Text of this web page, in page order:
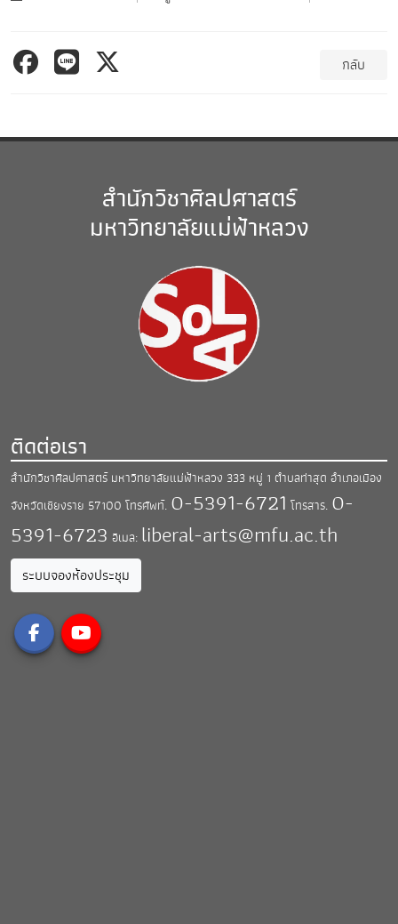
กลับ
สำนักวิชาศิลปศาสตร์
มหาวิทยาลัยแม่ฟ้าหลวง
ติดต่อเรา
สำนักวิชาศิลปศาสตร์ มหาวิทยาลัยแม่ฟ้าหลวง 333 หมู่ 1 ตำบลท่าสุด อำเภอเมือง
จังหวัดเชียงราย 57100 โทรศัพท์. 0-5391-6721 โทรสาร. 0-
5391-6723 อีเมล: liberal-arts@mfu.ac.th
ระบบจองห้องประชุม